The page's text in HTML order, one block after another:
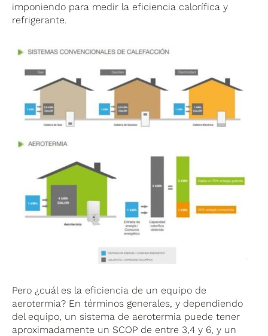
imponiendo para medir la eficiencia calorífica y
refrigerante.
Pero ¿cuál es la eficiencia de un equipo de
aerotermia? En términos generales, y dependiendo
del equipo, un sistema de aerotermia puede tener
aproximadamente un SCOP de entre 3,4 y 6, y un